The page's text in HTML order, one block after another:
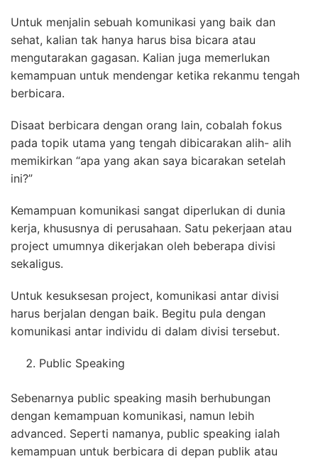
Untuk menjalin sebuah komunikasi yang baik dan
sehat, kalian tak hanya harus bisa bicara atau
mengutarakan gagasan. Kalian juga memerlukan
kemampuan untuk mendengar ketika rekanmu tengah
berbicara.
Disaat berbicara dengan orang lain, cobalah fokus
pada topik utama yang tengah dibicarakan alih- alih
memikirkan “apa yang akan saya bicarakan setelah
ini?”
Kemampuan komunikasi sangat diperlukan di dunia
kerja, khususnya di perusahaan. Satu pekerjaan atau
project umumnya dikerjakan oleh beberapa divisi
sekaligus.
Untuk kesuksesan project, komunikasi antar divisi
harus berjalan dengan baik. Begitu pula dengan
komunikasi antar individu di dalam divisi tersebut.
Public Speaking
Sebenarnya public speaking masih berhubungan
dengan kemampuan komunikasi, namun lebih
advanced. Seperti namanya, public speaking ialah
kemampuan untuk berbicara di depan publik atau